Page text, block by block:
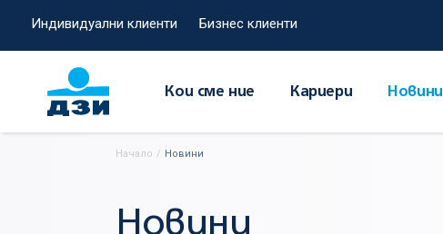
Индивидуални клиенти Бизнес клиенти
Кои сме ние Кариери Новини
Начало / Новини
Новини